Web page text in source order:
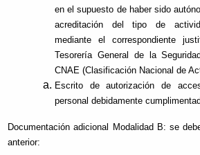
en el supuesto de haber sido
acreditación del tipo de
mediante el correspondiente
Tesorería General de la
CNAE (Clasificación Nacional de
Escrito de autorización de
personal debidamente
Documentación adicional Modalidad B: se
anterior: